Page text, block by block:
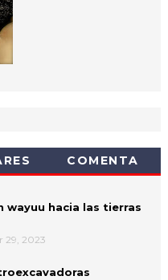
COMENTA
wayuu hacia las tierras
29, 2023